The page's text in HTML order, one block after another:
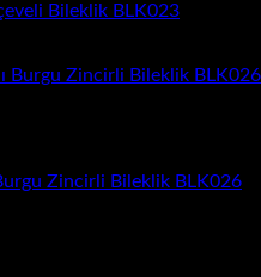
Bileklik BLK023
Zincirli Bileklik BLK026